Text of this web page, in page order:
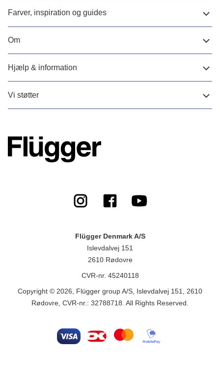
Farver, inspiration og guides
Om
Hjælp & information
Vi støtter
Flügger Denmark A/S
Islevdalvej 151
2610 Rødovre
CVR-nr. 45240118
Copyright © 2026, Flügger group A/S, Islevdalvej 151, 2610
Rødovre, CVR-nr.: 32788718. All Rights Reserved.